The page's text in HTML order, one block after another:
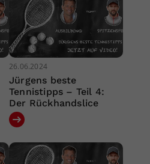
26.06.2024
Jürgens beste
Tennistipps – Teil 4:
Der Rückhandslice